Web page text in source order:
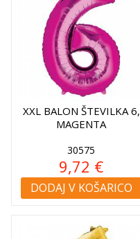
XXL BALON ŠTEVILKA 6,
MAGENTA
30575
9,72 €
DODAJ V KOŠARICO